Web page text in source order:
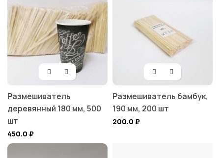
Размешиватель
деревянный 180 мм, 500
шт
450.0 ₽
Размешиватель бамбук,
190 мм, 200 шт
200.0 ₽